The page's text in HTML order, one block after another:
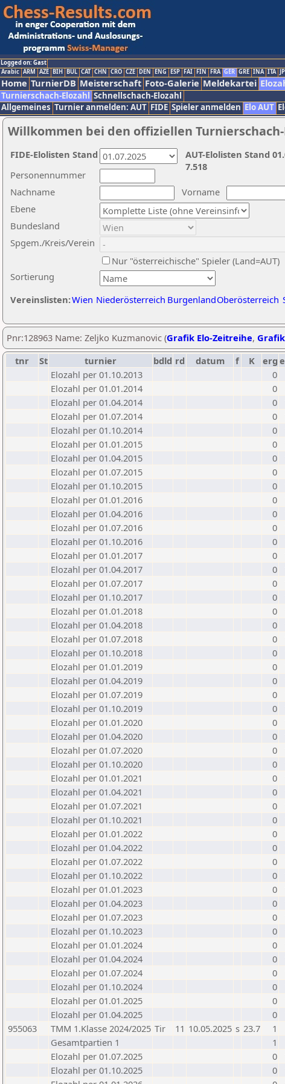
Logged on: Gast
Arabic ARM AZE BIH BUL CAT CHN CRO CZE DEN ENG ESP FAI FIN FRA GER GRE INA ITA
Home TurnierDB Meisterschaft Foto-Galerie Meldekartei
Turnierschach-Elozahl Schnellschach-Elozahl
Allgemeines Turnier anmelden: AUT FIDE Spieler anmelden Elo AUT
Willkommen bei den offiziellen Turnierschach-
Nachname
Vorname
Ebene
Sortierung
Personennummer
Bundesland
Spgem./Kreis/Verein
Nur "österreichische" Spieler (Land=AUT)
Vereinslisten:Wien Niederösterreich BurgenlandOberösterreich
AUT-Elolisten Stand
7.518
FIDE-Elolisten Stand
Pnr:128963 Name: Zeljko Kuzmanovic (Grafik Elo-Zeitreihe,
tnr
St turnier bdld rd datum f K erg
Elozahl per 01.10.2013
0
Elozahl per 01.01.2014
0
Elozahl per 01.04.2014
0
Elozahl per 01.07.2014
0
Elozahl per 01.10.2014
0
Elozahl per 01.01.2015
0
Elozahl per 01.04.2015
0
Elozahl per 01.07.2015
0
Elozahl per 01.10.2015
0
Elozahl per 01.01.2016
0
Elozahl per 01.04.2016
0
Elozahl per 01.07.2016
0
Elozahl per 01.10.2016
0
Elozahl per 01.01.2017
0
Elozahl per 01.04.2017
0
Elozahl per 01.07.2017
0
Elozahl per 01.10.2017
0
Elozahl per 01.01.2018
0
Elozahl per 01.04.2018
0
Elozahl per 01.07.2018
0
Elozahl per 01.10.2018
0
Elozahl per 01.01.2019
0
Elozahl per 01.04.2019
0
Elozahl per 01.07.2019
0
Elozahl per 01.10.2019
0
Elozahl per 01.01.2020
0
Elozahl per 01.04.2020
0
Elozahl per 01.07.2020
0
Elozahl per 01.10.2020
0
Elozahl per 01.01.2021
0
Elozahl per 01.04.2021
0
Elozahl per 01.07.2021
0
Elozahl per 01.10.2021
0
Elozahl per 01.01.2022
0
Elozahl per 01.04.2022
0
Elozahl per 01.07.2022
0
Elozahl per 01.10.2022
0
Elozahl per 01.01.2023
0
Elozahl per 01.04.2023
0
Elozahl per 01.07.2023
0
Elozahl per 01.10.2023
0
Elozahl per 01.01.2024
0
Elozahl per 01.04.2024
0
Elozahl per 01.07.2024
0
Elozahl per 01.10.2024
0
Elozahl per 01.01.2025
0
Elozahl per 01.04.2025
0
955063
TMM 1.Klasse 2024/2025 Tir 11 10.05.2025 s 23.7 1
Gesamtpartien 1
1
Elozahl per 01.07.2025
0
Elozahl per 01.10.2025
0